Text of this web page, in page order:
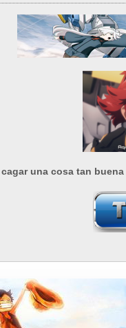
una cosa tan